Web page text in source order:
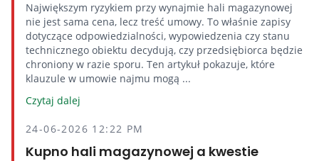
Największym ryzykiem przy wynajmie hali magazynowej
nie jest sama cena, lecz treść umowy. To właśnie zapisy
dotyczące odpowiedzialności, wypowiedzenia czy stanu
technicznego obiektu decydują, czy przedsiębiorca będzie
chroniony w razie sporu. Ten artykuł pokazuje, które
klauzule w umowie najmu mogą ...
Czytaj dalej
24-06-2026 12:22 PM
Kupno hali magazynowej a kwestie